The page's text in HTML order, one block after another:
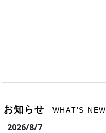
お知らせ WHAT'S NEW
2026/8/7